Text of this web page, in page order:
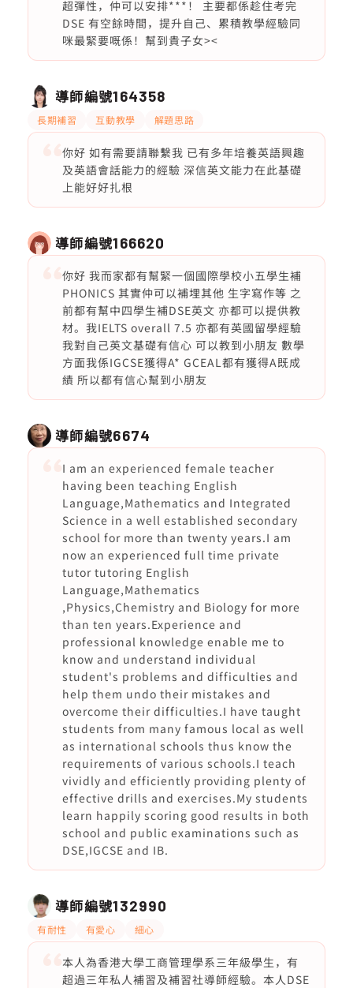
超彈性，仲可以安排***！ 主要都係趁住考完
DSE 有空餘時間，提升自己、累積教學經驗同
咪最緊要嘅係！幫到貴子女><
導師編號164358
長期補習 互動教學 解題思路
你好 如有需要請聯繫我 已有多年培養英語興趣
及英語會話能力的經驗 深信英文能力在此基礎
上能好好扎根
導師編號166620
你好 我而家都有幫緊一個國際學校小五學生補
PHONICS 其實仲可以補埋其他 生字寫作等 之
前都有幫中四學生補DSE英文 亦都可以提供教
材。我IELTS overall 7.5 亦都有英國留學經驗
我對自己英文基礎有信心 可以教到小朋友 數學
方面我係IGCSE獲得A* GCEAL都有獲得A既成
績 所以都有信心幫到小朋友
導師編號6674
I am an experienced female teacher
having been teaching English
Language,Mathematics and Integrated
Science in a well established secondary
school for more than twenty years.I am
now an experienced full time private
tutor tutoring English
Language,Mathematics
,Physics,Chemistry and Biology for more
than ten years.Experience and
professional knowledge enable me to
know and understand individual
student's problems and difficulties and
help them undo their mistakes and
overcome their difficulties.I have taught
students from many famous local as well
as international schools thus know the
requirements of various schools.I teach
vividly and efficiently providing plenty of
effective drills and exercises.My students
learn happily scoring good results in both
school and public examinations such as
DSE,IGCSE and IB.
導師編號132990
有耐性 有愛心 細心
本人為香港大學工商管理學系三年級學生，有
超過三年私人補習及補習社導師經驗。本人DSE